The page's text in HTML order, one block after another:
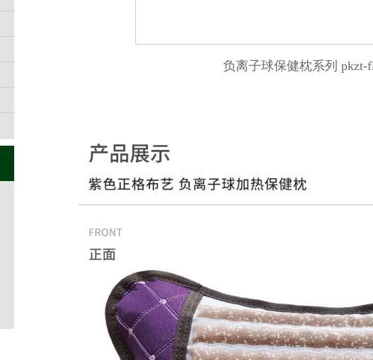
负离子球保健枕系列 pkzt-